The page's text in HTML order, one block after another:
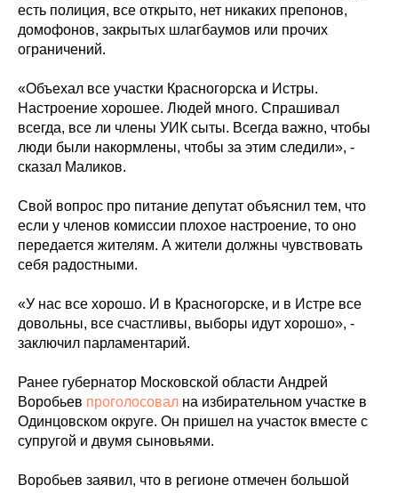
есть полиция, все открыто, нет никаких препонов,
домофонов, закрытых шлагбаумов или прочих
ограничений.
«Объехал все участки Красногорска и Истры.
Настроение хорошее. Людей много. Спрашивал
всегда, все ли члены УИК сыты. Всегда важно, чтобы
люди были накормлены, чтобы за этим следили», -
сказал Маликов.
Свой вопрос про питание депутат объяснил тем, что
если у членов комиссии плохое настроение, то оно
передается жителям. А жители должны чувствовать
себя радостными.
«У нас все хорошо. И в Красногорске, и в Истре все
довольны, все счастливы, выборы идут хорошо», -
заключил парламентарий.
Ранее губернатор Московской области Андрей
Воробьев проголосовал на избирательном участке в
Одинцовском округе. Он пришел на участок вместе с
супругой и двумя сыновьями.
Воробьев заявил, что в регионе отмечен большой